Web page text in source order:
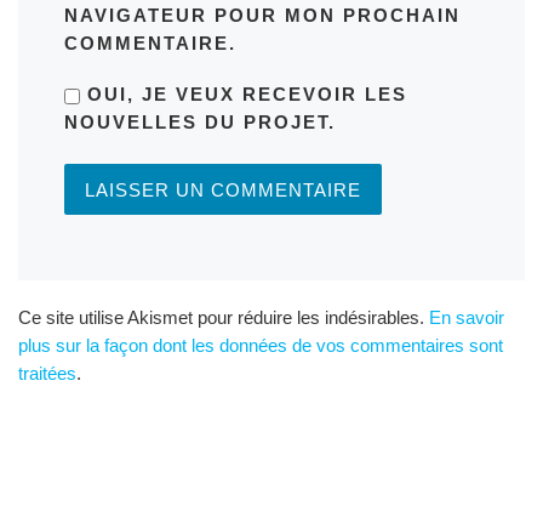
NAVIGATEUR POUR MON PROCHAIN
COMMENTAIRE.
OUI, JE VEUX RECEVOIR LES
NOUVELLES DU PROJET.
Ce site utilise Akismet pour réduire les indésirables. En savoir
plus sur la façon dont les données de vos commentaires sont
traitées.